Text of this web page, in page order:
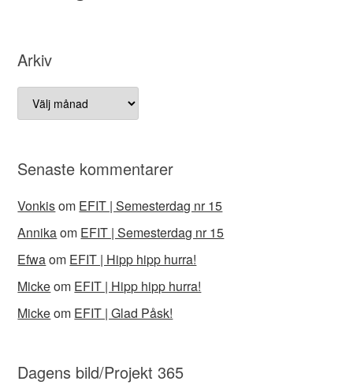
Arkiv
Arkiv
Senaste kommentarer
Vonkisom EFIT | Semesterdag nr 15
Annikaom EFIT | Semesterdag nr 15
Efwaom EFIT | Hipp hipp hurra!
Mickeom EFIT | Hipp hipp hurra!
Mickeom EFIT | Glad Påsk!
Dagens bild/Projekt 365